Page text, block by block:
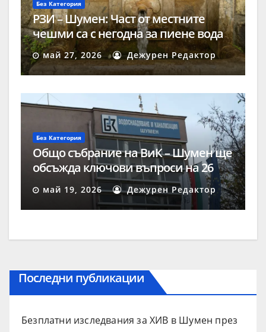
Без Категория
РЗИ – Шумен: Част от местните
чешми са с негодна за пиене вода
май 27, 2026 Дежурен Редактор
Без Категория
Общо събрание на ВиК – Шумен ще
обсъжда ключови въпроси на 26
май 19, 2026 Дежурен Редактор
Последни публикации
Безплатни изследвания за ХИВ в Шумен през